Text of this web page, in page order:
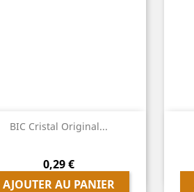
BIC Cristal Original...
Prix
0,29 €
AJOUTER AU PANIER
 Aperçu rapide